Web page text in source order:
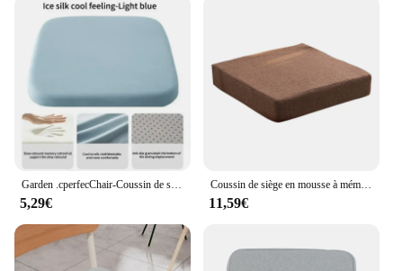
Garden .cperfecChair-Coussin de siège ergonomique en coton à mémoire de forme, coussin de siège de chaise de bureau, Hem15/2018 id
5,29€
Coussin de siège en mousse à mémoire de forme pour chaise carrée, coussin de fesses de canapé, coussin de dossier pour les instituts de pression, bureau à domicile et jardin
11,59€